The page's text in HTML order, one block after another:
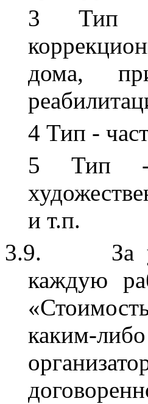
3 Тип -
дома,
4 Тип -
5 Тип -
и т.п.
3.9.
За
каждую
каким-